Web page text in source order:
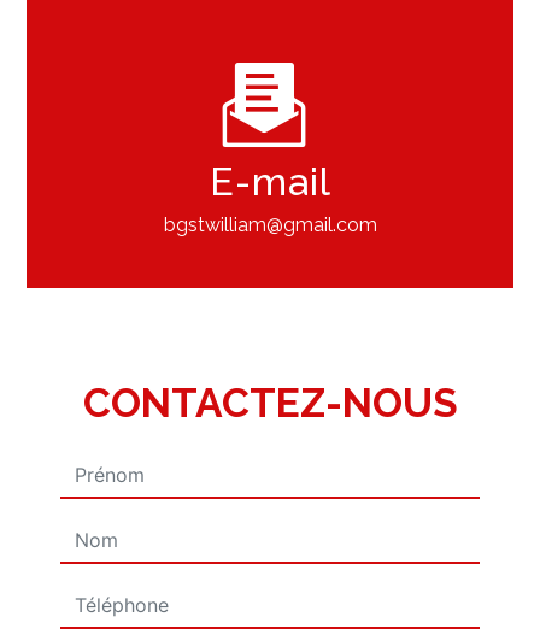
E-mail
bgstwilliam@gmail.com
CONTACTEZ-NOUS